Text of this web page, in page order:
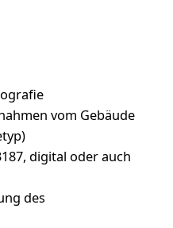
vom Gebäude
digital oder auch
des